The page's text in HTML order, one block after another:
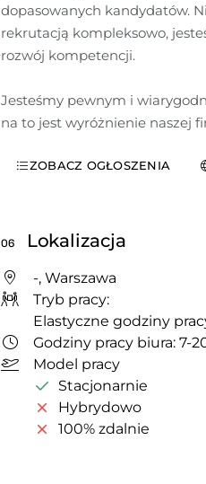
dopasowanych kandydatów.
rekrutacją kompleksowo,
rozwój kompetencji.
Jesteśmy pewnym i
na to jest wyróżnienie naszej
ZOBACZ OGŁOSZENIA
06 Lokalizacja
-, Warszawa
Tryb pracy:
Elastyczne godziny
Godziny pracy biura: 7-
Model pracy
Stacjonarnie
Hybrydowo
100% zdalnie